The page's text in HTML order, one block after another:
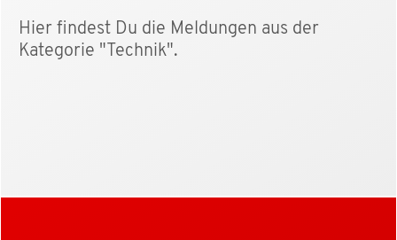
Hier findest Du die Meldungen aus der
Kategorie "Technik".